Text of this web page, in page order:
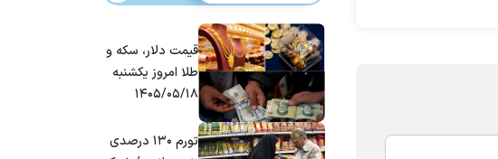
قیمت دلار، سکه و
طلا امروز یکشنبه
۱۴۰۵/۰۵/۱۸
تورم ۱۳۰ درصدی